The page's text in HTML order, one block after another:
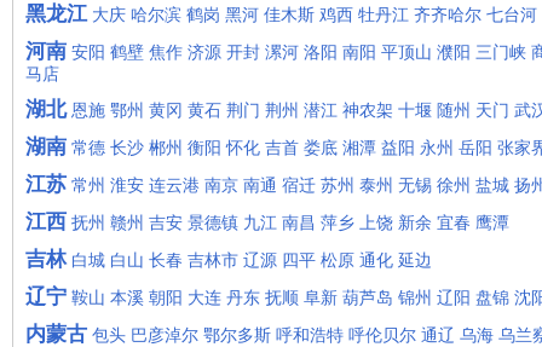
黑龙江 大庆 哈尔滨 鹤岗 黑河 佳木斯 鸡西 牡丹江 齐齐哈尔 七台河
河南 安阳 鹤壁 焦作 济源 开封 漯河 洛阳 南阳 平顶山 濮阳 三门峡
马店
湖北 恩施 鄂州 黄冈 黄石 荆门 荆州 潜江 神农架 十堰 随州 天门 武
湖南 常德 长沙 郴州 衡阳 怀化 吉首 娄底 湘潭 益阳 永州 岳阳 张家
江苏 常州 淮安 连云港 南京 南通 宿迁 苏州 泰州 无锡 徐州 盐城 扬
江西 抚州 赣州 吉安 景德镇 九江 南昌 萍乡 上饶 新余 宜春 鹰潭
吉林 白城 白山 长春 吉林市 辽源 四平 松原 通化 延边
辽宁 鞍山 本溪 朝阳 大连 丹东 抚顺 阜新 葫芦岛 锦州 辽阳 盘锦 沈
内蒙古 包头 巴彦淖尔 鄂尔多斯 呼和浩特 呼伦贝尔 通辽 乌海 乌兰